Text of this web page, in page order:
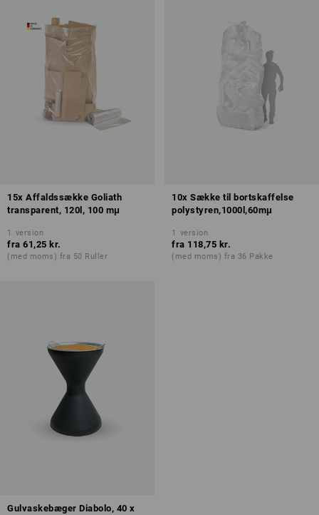
15x Affaldssække Goliath
transparent, 120l, 100 mμ
1 version
fra 61,25 kr.
(med moms) fra 50 Ruller
10x Sække til bortskaffelse
polystyren,1000l,60mμ
1 version
fra 118,75 kr.
(med moms) fra 36 Pakke
Gulvaskebæger Diabolo, 40 x